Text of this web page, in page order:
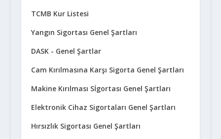
TCMB Kur Listesi
Yangın Sigortası Genel Şartları
DASK - Genel Şartlar
Cam Kırılmasına Karşı Sigorta Genel Şartları
Makine Kırılması Sİgortası Genel Şartları
Elektronik Cihaz Sigortaları Genel Şartları
Hırsızlık Sigortası Genel Şartları